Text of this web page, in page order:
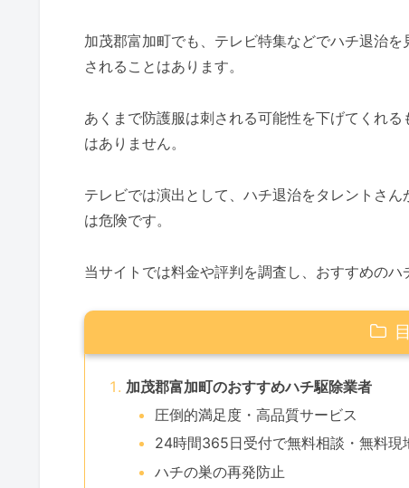
加茂郡富加町でも、テレビ特集などでハチ退治
されることはあります。
あくまで防護服は刺される可能性を下げてくれ
はありません。
テレビでは演出として、ハチ退治をタレントさ
は危険です。
当サイトでは料金や評判を調査し、おすすめのハ
加茂郡富加町のおすすめハチ駆除業者
圧倒的満足度・高品質サービス
24時間365日受付で無料相談・無料現
ハチの巣の再発防止